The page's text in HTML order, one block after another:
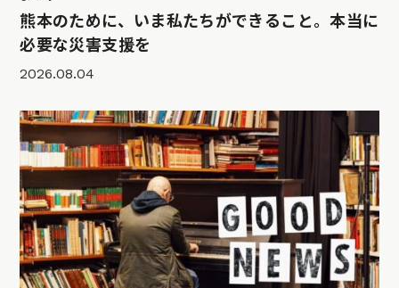
熊本のために、いま私たちができること。本当に
必要な災害支援を
2026.08.04